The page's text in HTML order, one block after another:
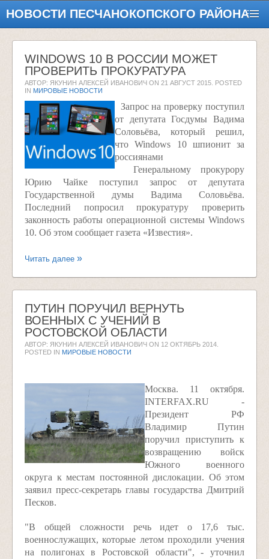
НОВОСТИ ПЕСЧАНОКОПСКОГО РАЙОНА
WINDOWS 10 В РОССИИ МОЖЕТ
ПРОВЕРИТЬ ПРОКУРАТУРА
АВТОР: ЯКУНИН АЛЕКСЕЙ ИВАНОВИЧ ON 21 АВГУСТ 2015 . POSTED
IN МИРОВЫЕ НОВОСТИ
Запрос на проверку поступил
от депутата Госдумы Вадима
Соловьёва, который решил,
что Windows 10 шпионит за
россиянами
Генеральному прокурору
Юрию Чайке поступил запрос от депутата
Государственной думы Вадима Соловьёва.
Последний попросил прокуратуру проверить
законность работы операционной системы Windows
10. Об этом сообщает газета «Известия».
Читать далее
ПУТИН ПОРУЧИЛ ВЕРНУТЬ
ВОЕННЫХ С УЧЕНИЙ В
РОСТОВСКОЙ ОБЛАСТИ
АВТОР: ЯКУНИН АЛЕКСЕЙ ИВАНОВИЧ ON 12 ОКТЯБРЬ 2014
POSTED IN МИРОВЫЕ НОВОСТИ
Москва. 11 октября.
INTERFAX.RU -
Президент РФ
Владимир Путин
поручил приступить к
возвращению войск
Южного военного
округа к местам постоянной дислокации. Об этом
заявил пресс-секретарь главы государства Дмитрий
Песков.
"В общей сложности речь идет о 17,6 тыс.
военнослужащих, которые летом проходили учения
на полигонах в Ростовской области", - уточнил